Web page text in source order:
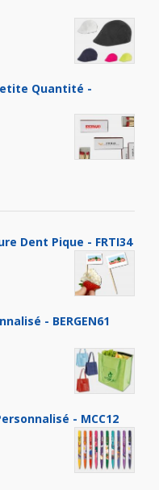
Quantité -
Dent Pique - FRTI34
- BERGEN61
- MCC12